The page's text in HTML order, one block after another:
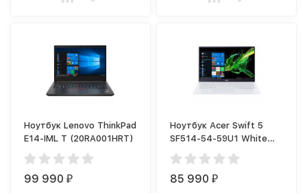
Ноутбук Lenovo ThinkPad
E14-IML T (20RA001HRT)
99 990₽
Ноутбук Acer Swift 5
SF514-54-59U1 White
(NX.AHHER.001)
85 990₽